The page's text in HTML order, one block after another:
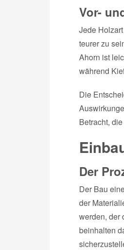
Vor-
Jede
teurer zu
Ahorn ist
während
Die
Betracht,
Der
Der Bau
der
werden, der
beinhalten